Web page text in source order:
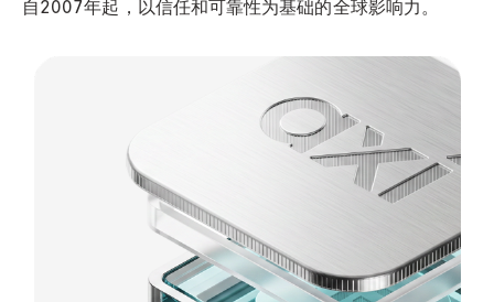
自2007年起，以信任和可靠性为基础的全球影响力。